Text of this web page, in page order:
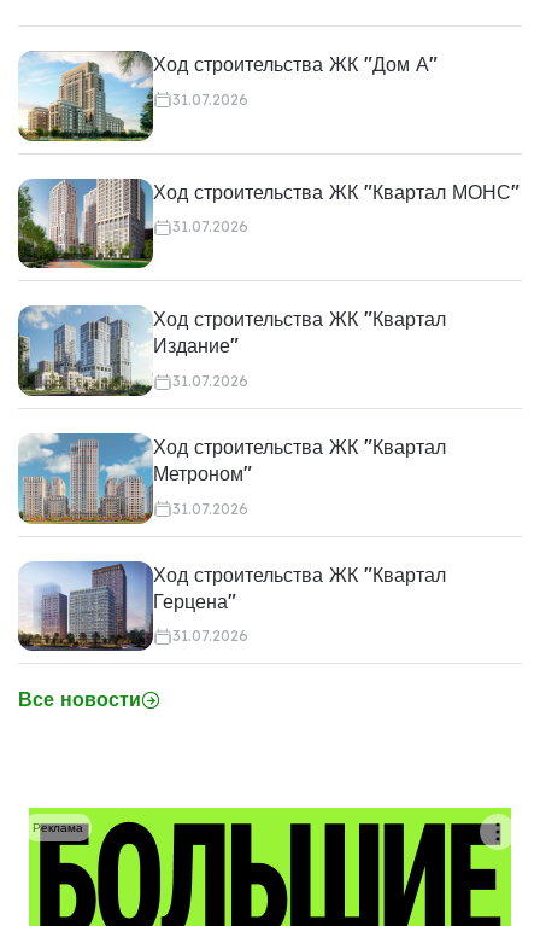
Ход строительства ЖК "Дом А"
31.07.2026
Ход строительства ЖК "Квартал МОНС"
31.07.2026
Ход строительства ЖК "Квартал
Издание"
31.07.2026
Ход строительства ЖК "Квартал
Метроном"
31.07.2026
Ход строительства ЖК "Квартал
Герцена"
31.07.2026
Все новости
Реклама